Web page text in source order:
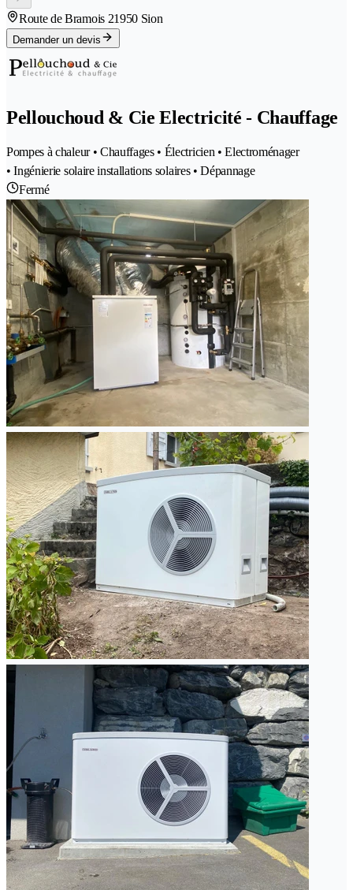
Route de Bramois 21950 Sion
Demander un devis
Pellouchoud & Cie Electricité - Chauffage
Pompes à chaleur • Chauffages • Électricien • Electroménager
• Ingénierie solaire installations solaires • Dépannage
Fermé